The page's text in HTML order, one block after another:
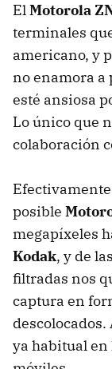
ElMotorola
terminales
americano, y
no enamora a
esté ansiosa
Lo único que
colaboración
Efectivamente
posible
megapíxeles
Kodak, y de
filtradas nos
captura en
ya habitual en